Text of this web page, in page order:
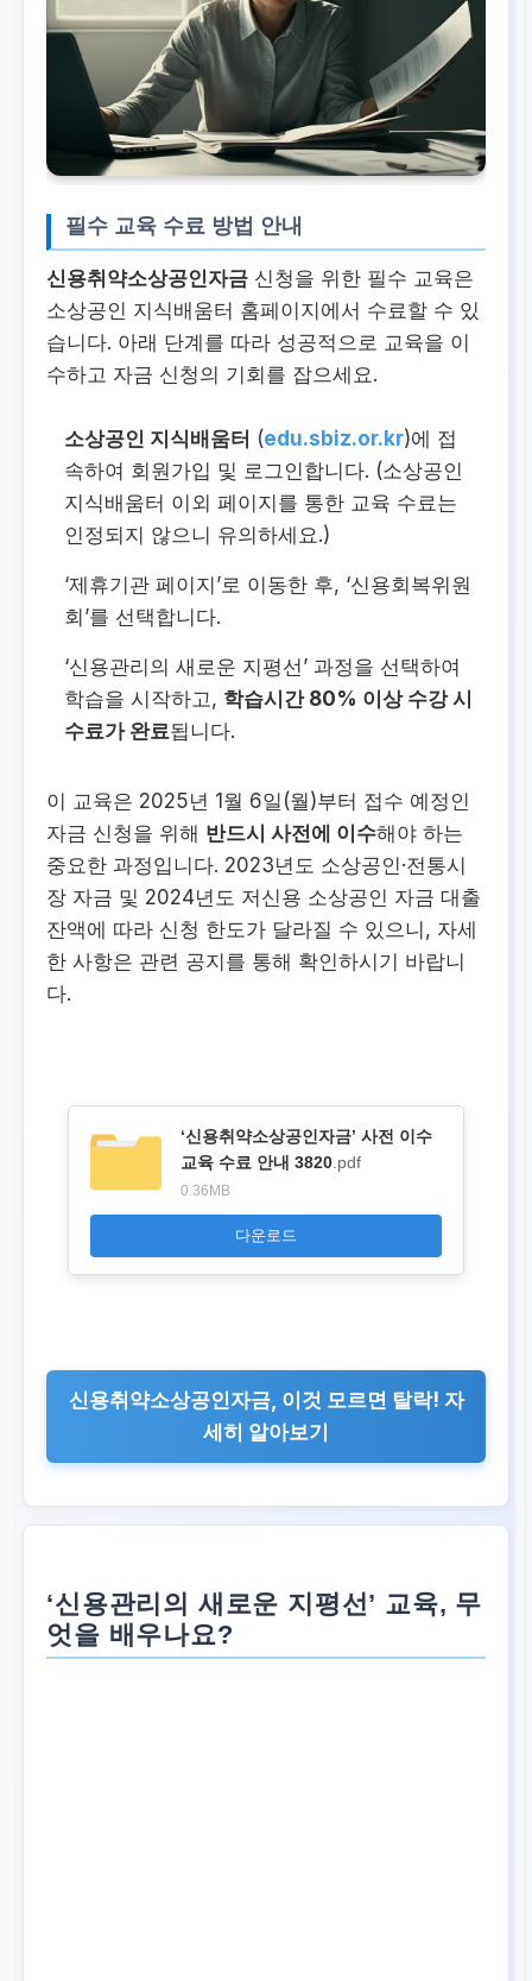
필수 교육 수료 방법 안내
신용취약소상공인자금 신청을 위한 필수 교육은
소상공인 지식배움터 홈페이지에서 수료할 수 있
습니다. 아래 단계를 따라 성공적으로 교육을 이
수하고 자금 신청의 기회를 잡으세요.
소상공인 지식배움터 (edu.sbiz.or.kr)에 접
속하여 회원가입 및 로그인합니다. (소상공인
지식배움터 이외 페이지를 통한 교육 수료는
인정되지 않으니 유의하세요.)
‘제휴기관 페이지’로 이동한 후, ‘신용회복위원
회’를 선택합니다.
‘신용관리의 새로운 지평선’ 과정을 선택하여
학습을 시작하고, 학습시간 80% 이상 수강 시
수료가 완료됩니다.
이 교육은 2025년 1월 6일(월)부터 접수 예정인
자금 신청을 위해 반드시 사전에 이수해야 하는
중요한 과정입니다. 2023년도 소상공인·전통시
장 자금 및 2024년도 저신용 소상공인 자금 대출
잔액에 따라 신청 한도가 달라질 수 있으니, 자세
한 사항은 관련 공지를 통해 확인하시기 바랍니
다.
‘신용취약소상공인자금’ 사전 이수
교육 수료 안내 3820 .pdf
0.36MB
다운로드
신용취약소상공인자금, 이것 모르면 탈락! 자
세히 알아보기
‘신용관리의 새로운 지평선’ 교육, 무
엇을 배우나요?